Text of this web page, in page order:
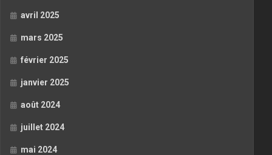
avril 2025
mars 2025
février 2025
janvier 2025
août 2024
juillet 2024
mai 2024